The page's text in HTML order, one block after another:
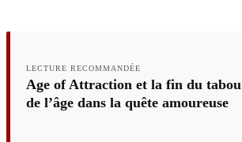
LECTURE RECOMMANDÉE
Age of Attraction et la fin du tabou
de l’âge dans la quête amoureuse